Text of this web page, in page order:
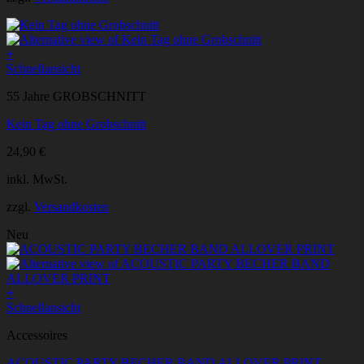
+
Dieses
weist
Varianten
Die
können
der
Produktseite
gewählt
werden
Schnellansicht
55 Jahre GROBSCHNITT
Kein Tag ohne Grobschnitt
24,90 €
inkl. MwSt.
zzgl. Versandkosten
Neu
+
Schnellansicht
Accessoires